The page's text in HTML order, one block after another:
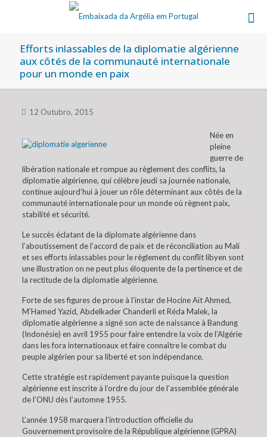
Efforts inlassables de la diplomatie algérienne
aux côtés de la communauté internationale
pour un monde en paix
12 Outubro, 2015
Née en
pleine
guerre de
libération nationale et rompue au règlement des conflits, la
diplomatie algérienne, qui célèbre jeudi sa journée nationale,
continue aujourd’hui à jouer un rôle déterminant aux côtés de la
communauté internationale pour un monde où règnent paix,
stabilité et sécurité.
Le succès éclatant de la diplomate algérienne dans
l’aboutissement de l’accord de paix et de réconciliation au Mali
et ses efforts inlassables pour le règlement du conflit libyen sont
une illustration on ne peut plus éloquente de la pertinence et de
la rectitude de la diplomatie algérienne.
Forte de ses figures de proue à l’instar de Hocine Aït Ahmed,
M’Hamed Yazid, Abdelkader Chanderli et Réda Malek, la
diplomatie algérienne a signé son acte de naissance à Bandung
(Indonésie) en avril 1955 pour faire entendre la voix de l’Algérie
dans les fora internationaux et faire connaître le combat du
peuple algérien pour sa liberté et son indépendance.
Cette stratégie est rapidement payante puisque la question
algérienne est inscrite à l’ordre du jour de l’assemblée générale
de l’ONU dès l’automne 1955.
L’année 1958 marquera l’introduction officielle du
Gouvernement provisoire de la République algérienne (GPRA)